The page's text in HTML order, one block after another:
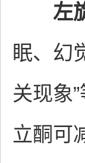
左
眠、幻
关现象
立酮可